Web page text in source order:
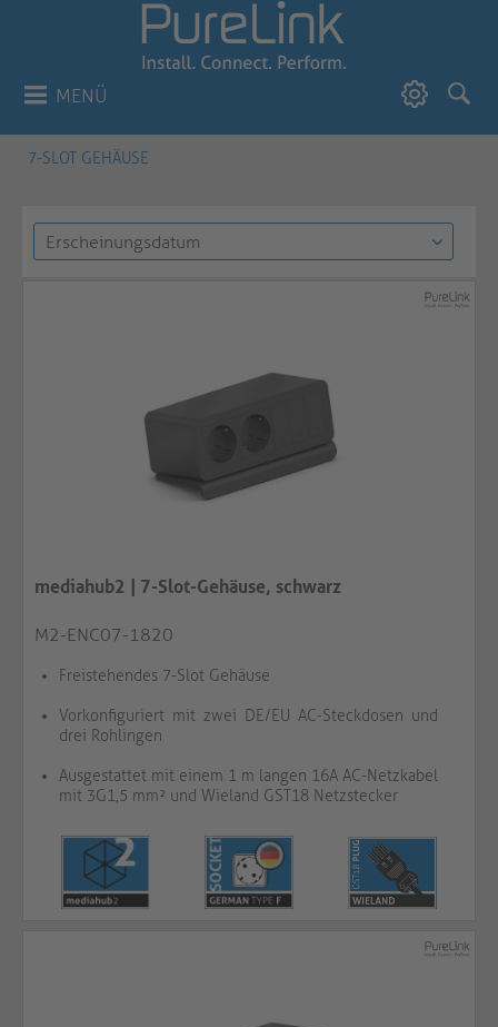
MENÜ
7-SLOT GEHÄUSE
mediahub2 | 7-Slot-Gehäuse, schwarz
M2-ENC07-1820
Freistehendes 7-Slot Gehäuse
Vorkonfiguriert mit zwei DE/EU AC-Steckdosen und
drei Rohlingen
Ausgestattet mit einem 1 m langen 16A AC-Netzkabel
mit 3G1,5 mm² und Wieland GST18 Netzstecker